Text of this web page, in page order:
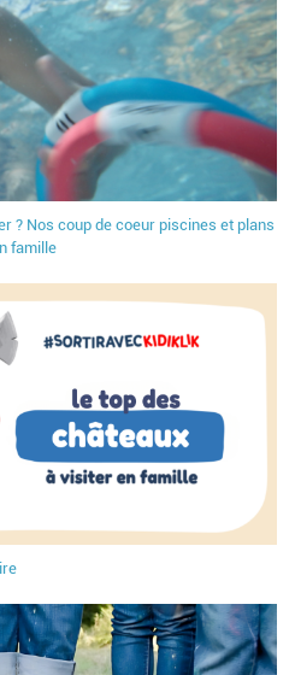
? Nos coup de coeur piscines et plans
famille